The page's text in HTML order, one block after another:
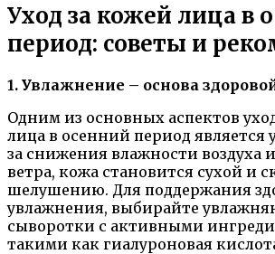
Уход за кожей лица в
период: советы и
1. Увлажнение – основа
Одним из основных аспектов
лица в осенний период является
за снижения влажности воздуха
ветра, кожа становится сухой и
шелушению. Для поддержания
увлажнения, выбирайте
сыворотки с активными
такими как гиалуроновая